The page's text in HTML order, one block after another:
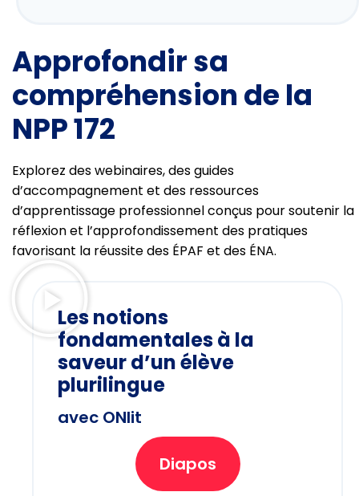
Approfondir sa
compréhension de la
NPP 172
Explorez des webinaires, des guides
d’accompagnement et des ressources
d’apprentissage professionnel conçus pour soutenir la
réflexion et l’approfondissement des pratiques
favorisant la réussite des ÉPAF et des ÉNA.
Les notions
fondamentales à la
saveur d’un élève
plurilingue
avec ONlit
Diapos